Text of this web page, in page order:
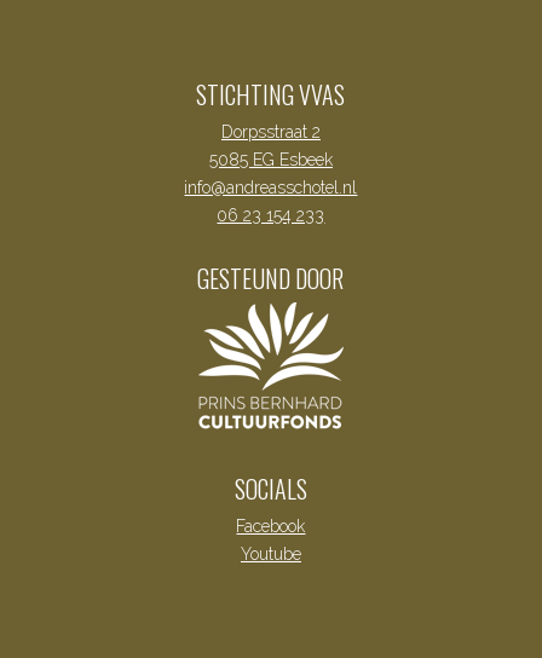
STICHTING VVAS
Dorpsstraat 2
5085 EG Esbeek
info@andreasschotel.nl
06 23 154 233
GESTEUND DOOR
SOCIALS
Facebook
Youtube